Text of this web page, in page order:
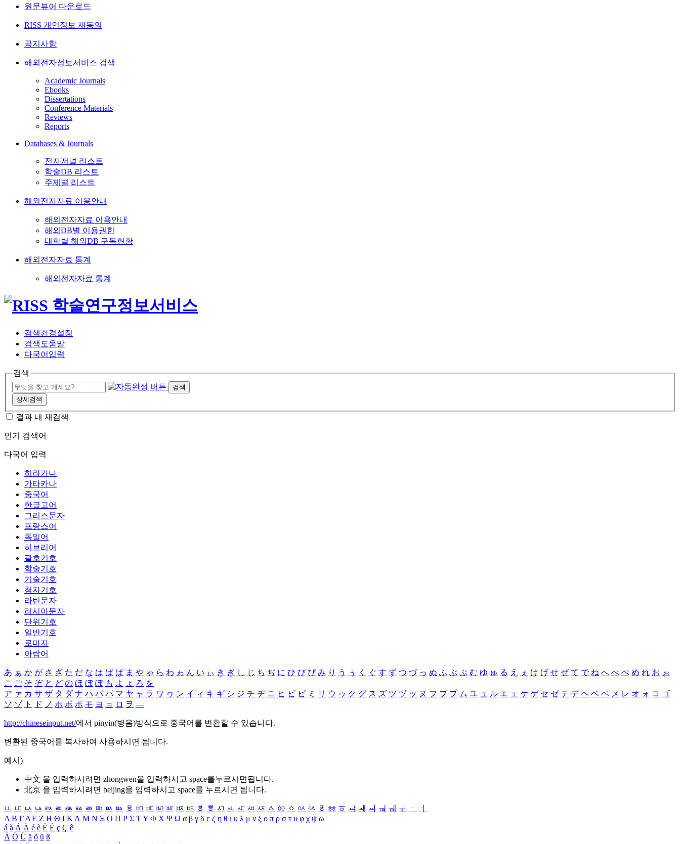
원문뷰어 다운로드
RISS 개인정보 재동의
공지사항
해외전자정보서비스 검색
Academic Journals
Ebooks
Dissertations
Conference Materials
Reviews
Reports
Databases & Journals
전자저널 리스트
학술DB 리스트
주제별 리스트
해외전자자료 이용안내
해외전자자료 이용안내
해외DB별 이용권한
대학별 해외DB 구독현황
해외전자자료 통계
해외전자자료 통계
검색환경설정
검색도움말
다국어입력
검색
검색
상세검색
결과 내 재검색
인기 검색어
다국어 입력
히라가나
가타카나
중국어
한글고어
그리스문자
프랑스어
독일어
히브리어
괄호기호
학술기호
기술기호
첨자기호
라틴문자
러시아문자
단위기호
일반기호
로마자
아랍어
あ ぁ か が さ ざ た だ な は ば ぱ ま や ゃ ら わ ゎ ん い ぃ き ぎ し じ ち ぢ に ひ び ぴ み り う ぅ く ぐ す ず つ づ っ ぬ ふ ぶ ぷ む ゆ ゅ る え ぇ け げ せ ぜ て で ね へ べ ぺ め れ お ぉ
こ ご そ ぞ と ど の ほ ぼ ぽ も よ ょ ろ を
ア ァ カ サ ザ タ ダ ナ ハ バ パ マ ヤ ャ ラ ワ ヮ ン イ ィ キ ギ シ ジ チ ヂ ニ ヒ ビ ピ ミ リ ウ ゥ ク グ ス ズ ツ ヅ ッ ヌ フ ブ プ ム ユ ュ ル エ ェ ケ ゲ セ ゼ テ デ ヘ ベ ペ メ レ オ ォ コ ゴ
ソ ゾ ト ド ノ ホ ボ ポ モ ヨ ョ ロ ヲ ―
http://chineseinput.net/에서 pinyin(병음)방식으로 중국어를 변환할 수 있습니다.
변환된 중국어를 복사하여 사용하시면 됩니다.
예시)
中文 을 입력하시려면 zhongwen을 입력하시고 space를누르시면됩니다.
北京 을 입력하시려면 beijing을 입력하시고 space를 누르시면 됩니다.
ㅥ ㅦ ㅧ ㅨ ㅩ ㅪ ㅫ ㅬ ㅭ ㅮ ㅯ ㅰ ㅱ ㅲ ㅳ ㅴ ㅵ ㅶ ㅷ ㅸ ㅹ ㅺ ㅻ ㅼ ㅽ ㅾ ㅿ ㆀ ㆁ ㆂ ㆃ ㆄ ㆅ ㆆ ㆇ ㆈ ㆉ ㆊ ㆋ ㆌ ㆍ
ㆎ
Α Β ΓΔ Ε Ζ Η Θ Ι ΚΛ Μ Ν Ξ Ο Π Ρ Σ ΤΥ Φ Χ Ψ Ω α β γ δ ε ζ η θ ι κ λ μ ν ξ ο π ρ σ τ υ φ χ ψ ω
á à Á À é è É È ç Ç ê
Ä Ö Ü ä ö ü ß